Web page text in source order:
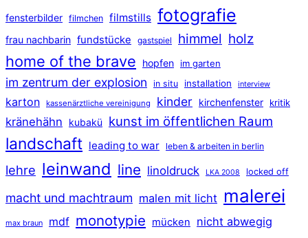
fensterbilder filmchen filmstills fotografie
frau nachbarin fundstücke gastspiel himmel holz
home of the brave hopfen im garten
im zentrum der explosion in situ installation interview
karton kassenärztliche vereinigung kinder kirchenfenster kritik
kränehähn kubakü kunst im öffentlichen Raum
landschaft leading to war leben & arbeiten in berlin
lehre leinwand line linoldruck LKA 2008 locked off
macht und machtraum malen mit licht malerei
max braun mdf monotypie mücken nicht abwegig